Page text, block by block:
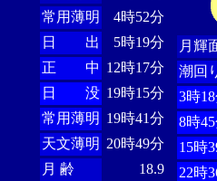
常用薄明
4時52分
日 出
5時19分
正 中 12時17分
日 没 19時15分
常用薄明 19時41分
天文薄明 20時49分
月 齢
18.9
月輝
潮回
3時
8時
15時
22時